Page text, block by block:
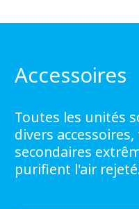
Accessoires
Toutes les unités
divers
secondaires
purifient l'air